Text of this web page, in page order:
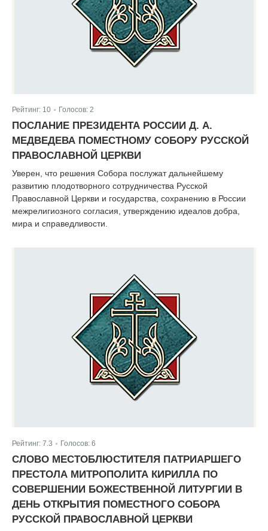
Рейтинг: 10 Голосов: 2
ПОСЛАНИЕ ПРЕЗИДЕНТА РОССИИ Д. А.
МЕДВЕДЕВА ПОМЕСТНОМУ СОБОРУ РУССКОЙ
ПРАВОСЛАВНОЙ ЦЕРКВИ
Уверен, что решения Собора послужат дальнейшему
развитию плодотворного сотрудничества Русской
Православной Церкви и государства, сохранению в России
межрелигиозного согласия, утверждению идеалов добра,
мира и справедливости.
Рейтинг: 7.3 Голосов: 6
СЛОВО МЕСТОБЛЮСТИТЕЛЯ ПАТРИАРШЕГО
ПРЕСТОЛА МИТРОПОЛИТА КИРИЛЛА ПО
СОВЕРШЕНИИ БОЖЕСТВЕННОЙ ЛИТУРГИИ В
ДЕНЬ ОТКРЫТИЯ ПОМЕСТНОГО СОБОРА
РУССКОЙ ПРАВОСЛАВНОЙ ЦЕРКВИ